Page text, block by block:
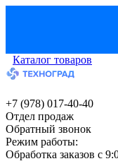
Каталог товаров
+7 (978) 017-40-40
Отдел продаж
Обратный звонок
Режим работы:
Обработка заказов с